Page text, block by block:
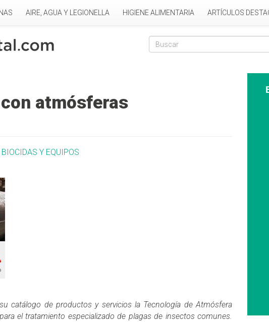
AIRE, AGUA Y LEGIONELLA HIGIENE ALIMENTARIA ARTÍCULOS
Formulario de
atmósferas
BIOCIDAS Y EQUIPOS
catálogo de productos y servicios la Tecnología de Atmósfera
el tratamiento especializado de plagas de insectos comunes.